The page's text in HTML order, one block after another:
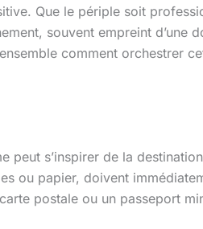
Que le périple soit
souvent empreint
comment orchestrer
peut s’inspirer de la
ou papier, doivent
postale ou un passeport